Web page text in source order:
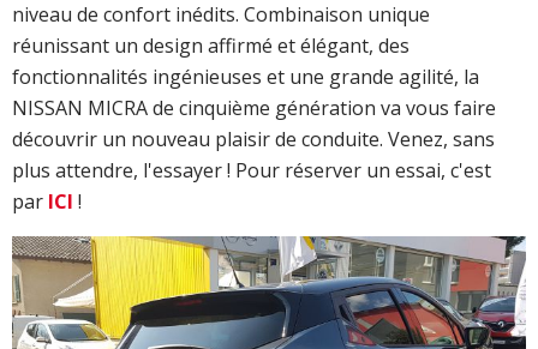
niveau de confort inédits. Combinaison unique
réunissant un design affirmé et élégant, des
fonctionnalités ingénieuses et une grande agilité, la
NISSAN MICRA de cinquième génération va vous faire
découvrir un nouveau plaisir de conduite. Venez, sans
plus attendre, l'essayer ! Pour réserver un essai, c'est
par ICI !